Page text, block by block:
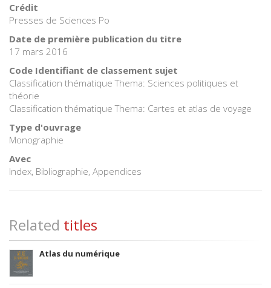
Crédit
Presses de Sciences Po
Date de première publication du titre
17 mars 2016
Code Identifiant de classement sujet
Classification thématique Thema: Sciences politiques et
théorie
Classification thématique Thema: Cartes et atlas de voyage
Type d'ouvrage
Monographie
Avec
Index, Bibliographie, Appendices
Related titles
Atlas du numérique